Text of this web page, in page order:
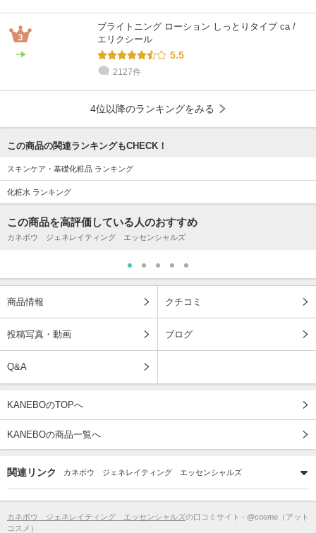
ブライトニング ローション しっとりタイプ ca /
エリクシール
5.5
2127件
4位以降のランキングをみる
この商品の関連ランキングもCHECK！
スキンケア・基礎化粧品 ランキング
化粧水 ランキング
この商品を高評価している人のおすすめ
カネボウ ジェネレイティング エッセンシャルズ
商品情報 クチコミ
投稿写真・動画 ブログ
Q&A
KANEBOのTOPへ
KANEBOの商品一覧へ
関連リンク カネボウ ジェネレイティング エッセンシャルズ
カネボウ ジェネレイティング エッセンシャルズの口コミサイト - @cosme（アット
コスメ）